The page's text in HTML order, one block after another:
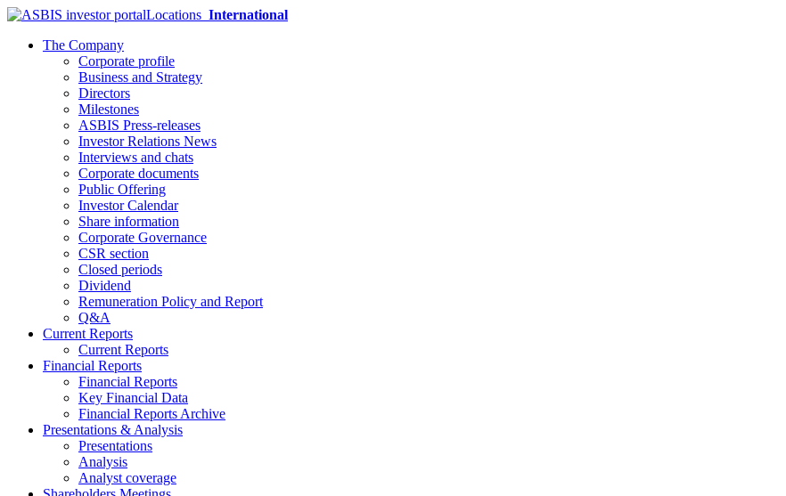
Locations International
The Company
Corporate profile
Business and Strategy
Directors
Milestones
ASBIS Press-releases
Investor Relations News
Interviews and chats
Corporate documents
Public Offering
Investor Calendar
Share information
Corporate Governance
CSR section
Closed periods
Dividend
Remuneration Policy and Report
Q&A
Current Reports
Current Reports
Financial Reports
Financial Reports
Key Financial Data
Financial Reports Archive
Presentations & Analysis
Presentations
Analysis
Analyst coverage